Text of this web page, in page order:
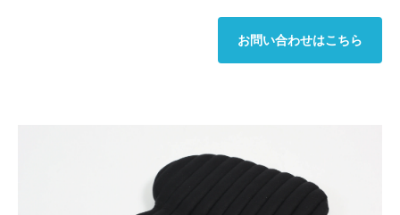
セミナー情報
English
お問い合わせはこちら